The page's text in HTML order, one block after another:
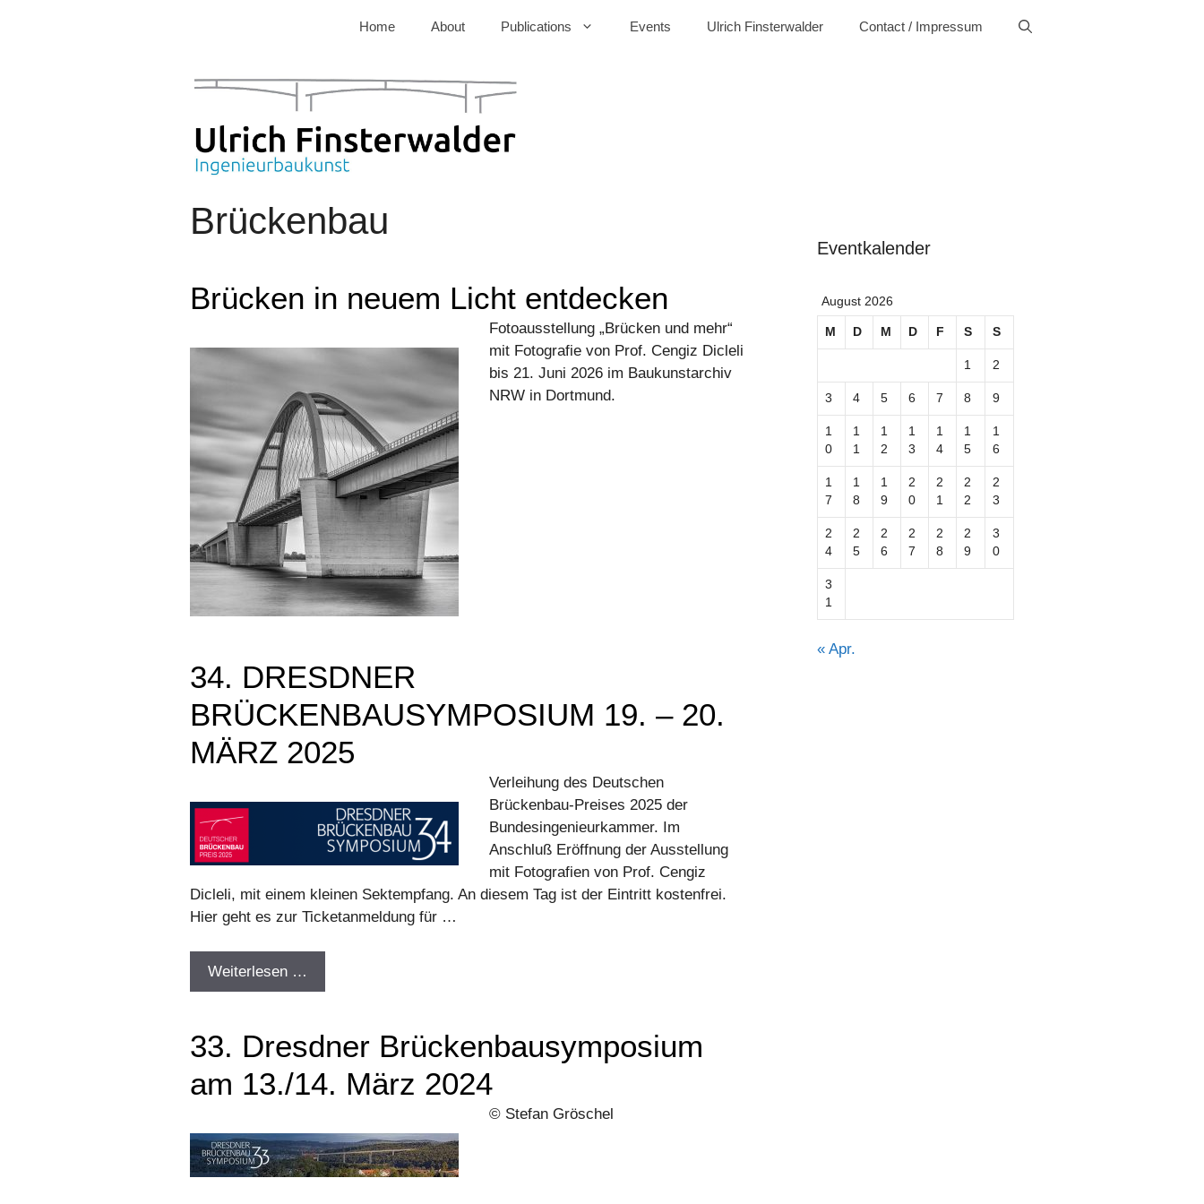
Home About Publications Events Ulrich Finsterwalder Contact / Impressum
Brückenbau
Brücken in neuem Licht entdecken
Fotoausstellung „Brücken und mehr“
mit Fotografie von Prof. Cengiz Dicleli
bis 21. Juni 2026 im Baukunstarchiv
NRW in Dortmund.
34. DRESDNER
BRÜCKENBAUSYMPOSIUM 19. – 20.
MÄRZ 2025
Verleihung des Deutschen
Brückenbau-Preises 2025 der
Bundesingenieurkammer. Im
Anschluß Eröffnung der Ausstellung
mit Fotografien von Prof. Cengiz
Dicleli, mit einem kleinen Sektempfang. An diesem Tag ist der Eintritt kostenfrei.
Hier geht es zur Ticketanmeldung für …
Weiterlesen …
33. Dresdner Brückenbausymposium
am 13./14. März 2024
© Stefan Gröschel
Eventkalender
August 2026
M D M D F S S
1 2
3 4 5 6 7 8 9
1
0
1
1
1
2
1
3
1
4
1
5
1
6
1
7
1
8
1
9
2
0
2
1
2
2
2
3
2
4
2
5
2
6
2
7
2
8
2
9
3
0
3
1
« Apr.